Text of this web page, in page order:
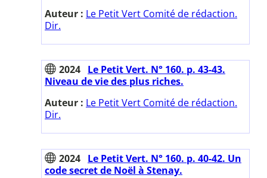
Auteur : Le Petit Vert Comité de rédaction.
Dir.
2024 Le Petit Vert. N° 160. p. 43-43.
Niveau de vie des plus riches.
Auteur : Le Petit Vert Comité de rédaction.
Dir.
2024 Le Petit Vert. N° 160. p. 40-42. Un
code secret de Noël à Stenay.